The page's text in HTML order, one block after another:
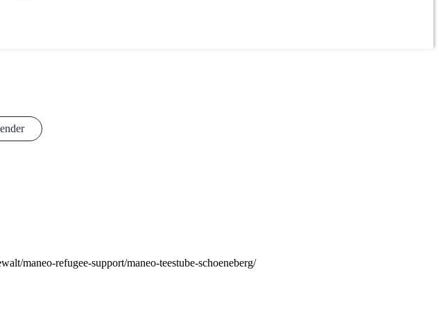
maneo-refugee-support/maneo-teestube-schoeneberg/